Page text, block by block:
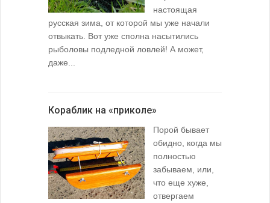
настоящая
русская зима, от которой мы уже начали
отвыкать. Вот уже сполна насытились
рыболовы подледной ловлей! А может,
даже...
Кораблик на «приколе»
Порой бывает
обидно, когда мы
полностью
забываем, или,
что еще хуже,
отвергаем